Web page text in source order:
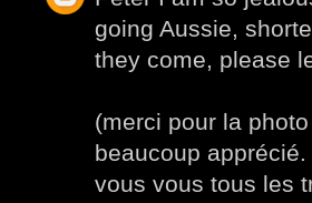
going Aussie,
they come, please
(merci pour la
beaucoup
vous vous tous les